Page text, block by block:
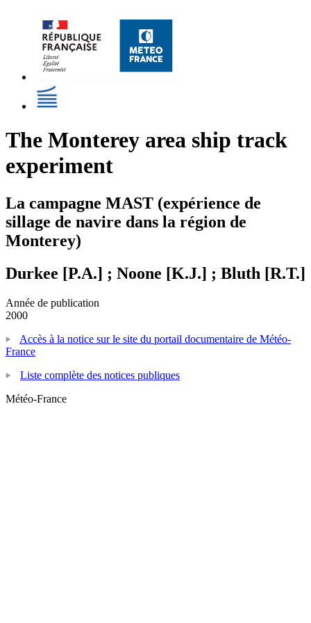
The Monterey area ship track
experiment
La campagne MAST (expérience de
sillage de navire dans la région de
Monterey)
Durkee [P.A.] ; Noone [K.J.] ; Bluth [R.T.]
Année de publication
2000
Accès à la notice sur le site du portail documentaire de Météo-
France
Liste complète des notices publiques
Météo-France